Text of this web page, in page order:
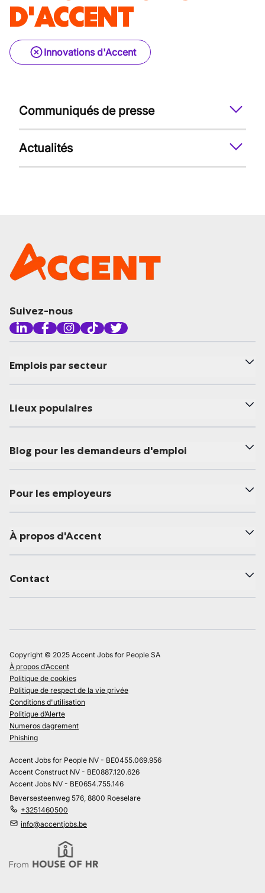
D'ACCENT
Innovations d'Accent
Communiqués de presse
Actualités
Suivez-nous
Emplois par secteur
Lieux populaires
Blog pour les demandeurs d'emploi
Pour les employeurs
À propos d'Accent
Contact
Copyright © 2025 Accent Jobs for People SA
À propos d’Accent
Politique de cookies
Politique de respect de la vie privée
Conditions d'utilisation
Politique d’Alerte
Numeros dagrement
Phishing
Accent Jobs for People NV - BE0455.069.956
Accent Construct NV - BE0887.120.626
Accent Jobs NV - BE0654.755.146
Beversesteenweg 576, 8800 Roeselare
+3251460500
info@accentjobs.be